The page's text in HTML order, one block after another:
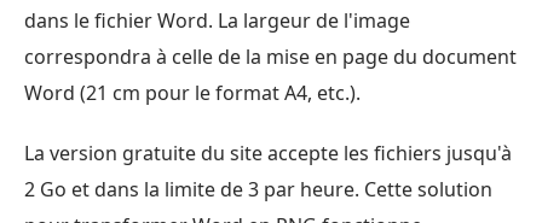
dans le fichier Word. La largeur de l'image
correspondra à celle de la mise en page du document
Word (21 cm pour le format A4, etc.).
La version gratuite du site accepte les fichiers jusqu'à
2 Go et dans la limite de 3 par heure. Cette solution